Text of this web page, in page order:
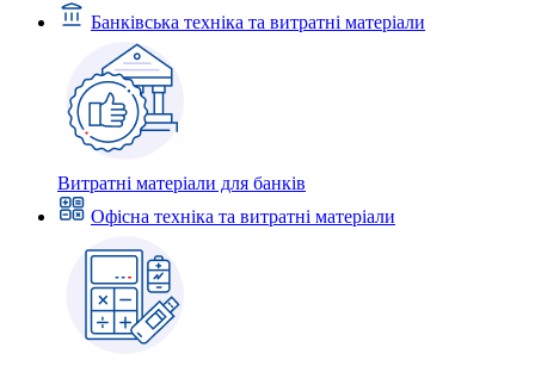
Банківська техніка та витратні матеріали
Витратні матеріали для банків
Офісна техніка та витратні матеріали